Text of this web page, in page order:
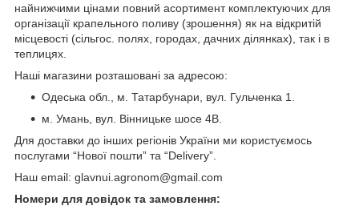
найнижчими цінами повний асортимент комплектуючих для
організації крапельного поливу (зрошення) як на відкритій
місцевості (сільгос. полях, городах, дачних ділянках), так і в
теплицях.
Наші магазини розташовані за адресою:
Одеська обл., м. Татарбунари, вул. Гульченка 1.
м. Умань, вул. Вінницьке шосе 4В.
Для доставки до інших регіонів України ми користуємось
послугами “Нової пошти” та “Delivery”.
Наш email: glavnui.agronom@gmail.com
Номери для довідок та замовлення: